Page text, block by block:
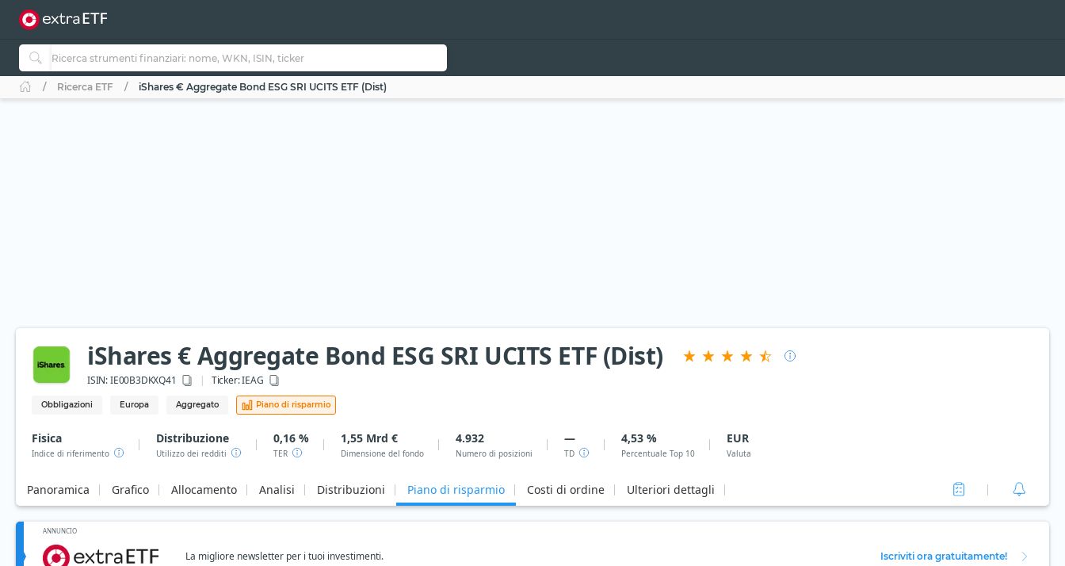
Ricerca ETF iShares € Aggregate Bond ESG SRI UCITS ETF (Dist)
iShares € Aggregate Bond ESG SRI UCITS ETF (Dist)
ISIN:IE00B3DKXQ41 Ticker:IEAG
Obbligazioni Europa Aggregato Piano di risparmio
Fisica
Indice di riferimento
Distribuzione
Utilizzo dei redditi
0,16 %
TER
1,55 Mrd €
Dimensione del fondo
4.932
Numero di posizioni
—
TD
4,53 %
Percentuale Top 10
EUR
Valuta
Panoramica Grafico Allocamento Analisi Distribuzioni Piano di risparmio Costi di ordine Ulteriori dettagli
ANNUNCIO
La migliore newsletter per i tuoi investimenti. Iscriviti ora gratuitamente!